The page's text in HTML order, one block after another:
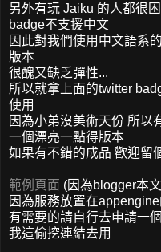
另外有玩 Jaiku 的人都很
badge不支援中文
因此對我們使用中文語系
版本
很醜又缺乏彈性...
所以就拿上面的twitter
使用
因為小弟沒美術天份 所以
一個漂亮一點得版本
如果有不錯的成品 歡迎留
範例頁面 (因為blogger本
因為服務放置在
有需要的請自行去申請一
我這偷挖連結去用